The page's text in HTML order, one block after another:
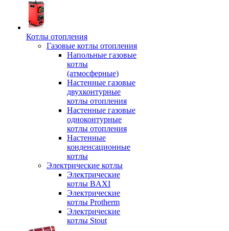
Котлы отопления
Газовые котлы отопления
Напольные газовые
котлы
(атмосферные)
Настенные газовые
двухконтурные
котлы отопления
Настенные газовые
одноконтурные
котлы отопления
Настенные
конденсационные
котлы
Электрические котлы
Электрические
котлы BAXI
Электрические
котлы Protherm
Электрические
котлы Stout